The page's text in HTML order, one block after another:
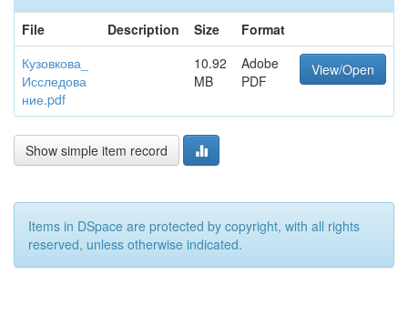
File
Description Size
Format
Кузовкова_
Исследова
ние.pdf
10.92
MB
Adobe
PDF
View/Open
Show simple item record
Items in DSpace are protected by copyright, with all rights
reserved, unless otherwise indicated.